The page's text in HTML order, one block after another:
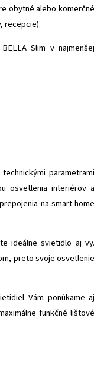
obytné alebo komerčné
recepcie).
Slim v najmenšej
parametrami
osvetlenia interiérov a
na smart home
ideálne svietidlo aj vy.
preto svoje osvetlenie
Vám ponúkame aj
funkčné lištové